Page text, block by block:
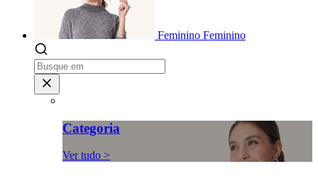
Feminino Feminino
Categoria
Ver tudo >